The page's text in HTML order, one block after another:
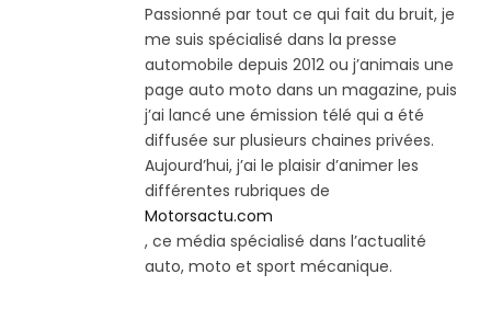
Passionné par tout ce qui fait du bruit, je
me suis spécialisé dans la presse
automobile depuis 2012 ou j’animais une
page auto moto dans un magazine, puis
j’ai lancé une émission télé qui a été
diffusée sur plusieurs chaines privées.
Aujourd’hui, j’ai le plaisir d’animer les
différentes rubriques de
Motorsactu.com
, ce média spécialisé dans l’actualité
auto, moto et sport mécanique.